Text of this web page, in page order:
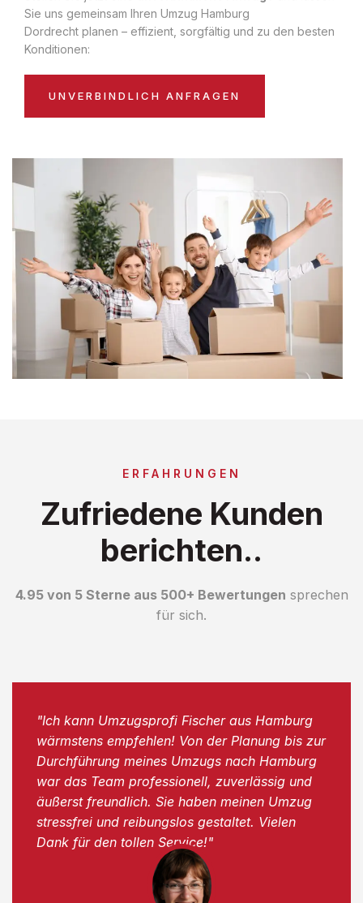
Sie uns gemeinsam Ihren Umzug Hamburg
Dordrecht planen – effizient, sorgfältig und zu den besten
Konditionen:
UNVERBINDLICH ANFRAGEN
ERFAHRUNGEN
Zufriedene Kunden
berichten..
4.95 von 5 Sterne aus 500+ Bewertungen sprechen
für sich.
"Ich kann Umzugsprofi Fischer aus Hamburg
wärmstens empfehlen! Von der Planung bis zur
Durchführung meines Umzugs nach Hamburg
war das Team professionell, zuverlässig und
äußerst freundlich. Sie haben meinen Umzug
stressfrei und reibungslos gestaltet. Vielen
Dank für den tollen Service!"